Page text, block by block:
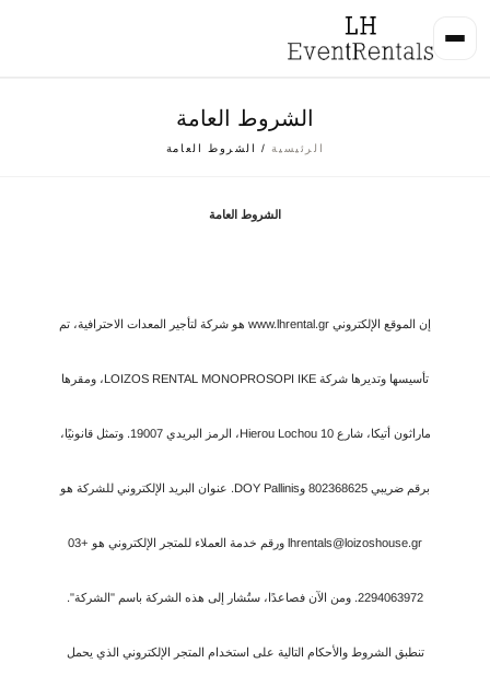
الشروط العامة
الرئيسية / الشروط العامة
الشروط العامة
إن الموقع الإلكتروني www.lhrental.gr هو شركة لتأجير المعدات الاحترافية، تم
تأسيسها وتديرها شركة LOIZOS RENTAL MONOPROSOPI IKE، ومقرها
ماراثون أتيكا، شارع Hierou Lochou 10، الرمز البريدي 19007. وتمثل قانونيًا،
برقم ضريبي 802368625 وDOY Pallinis. عنوان البريد الإلكتروني للشركة هو
lhrentals@loizoshouse.gr ورقم خدمة العملاء للمتجر الإلكتروني هو +03
2294063972. ومن الآن فصاعدًا، ستُشار إلى هذه الشركة باسم "الشركة".
تنطبق الشروط والأحكام التالية على استخدام المتجر الإلكتروني الذي يحمل